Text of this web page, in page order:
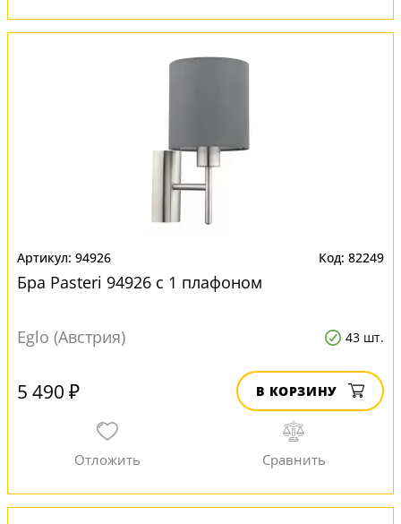
94926 82249
Бра Pasteri 94926 с 1 плафоном
Eglo (Австрия) 43 шт.
5 490 ₽ В КОРЗИНУ